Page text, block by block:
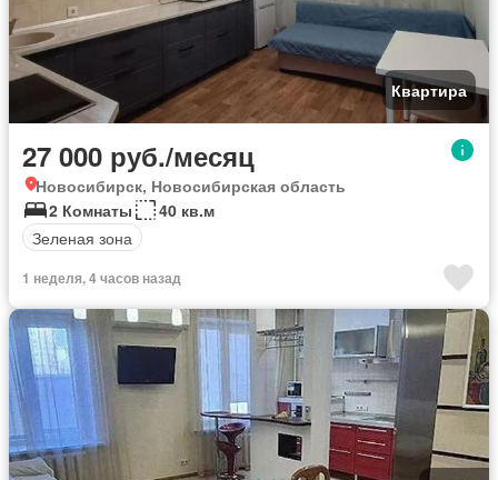
Квартира
27 000 руб./месяц
Новосибирск, Новосибирская область
2 Комнаты
40 кв.м
Зеленая зона
1 неделя, 4 часов назад